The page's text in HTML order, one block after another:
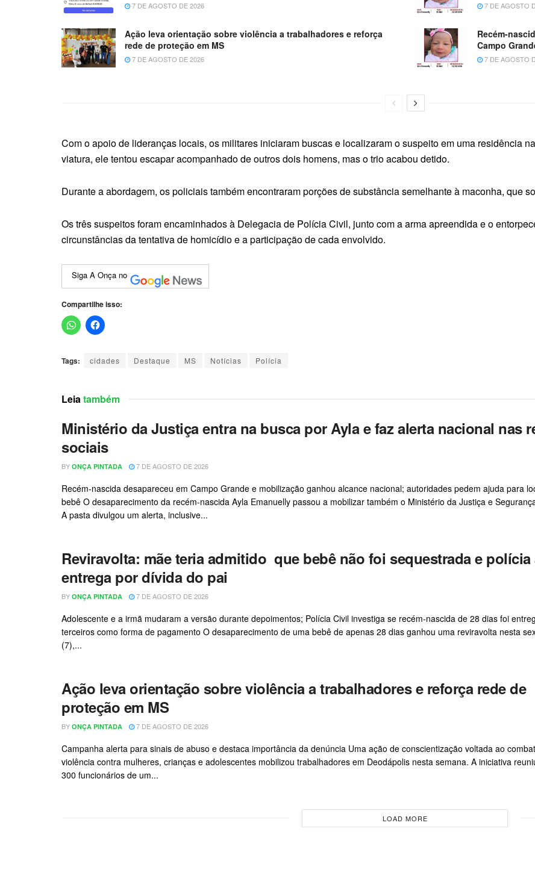
7 DE AGOSTO DE 2026 7 DE AGOSTO
Ação leva orientação sobre violência a trabalhadores e reforça
rede de proteção em MS
7 DE AGOSTO DE 2026
Recém-
Campo
7 DE AGOSTO
Com o apoio de lideranças locais, os militares iniciaram buscas e localizaram o suspeito em uma residência
viatura, ele tentou escapar acompanhado de outros dois homens, mas o trio acabou detido.
Durante a abordagem, os policiais também encontraram porções de substância semelhante à maconha, que
Os três suspeitos foram encaminhados à Delegacia de Polícia Civil, junto com a arma apreendida e o
circunstâncias da tentativa de homicídio e a participação de cada envolvido.
Siga A Onça no
Compartilhe isso:
Tags: cidades Destaque MS Notícias Polícia
Leiatambém
Ministério da Justiça entra na busca por Ayla e faz alerta nacional nas
sociais
BY ONÇA PINTADA 7 DE AGOSTO DE 2026
Recém-nascida desapareceu em Campo Grande e mobilização ganhou alcance nacional; autoridades pedem ajuda para
bebê O desaparecimento da recém-nascida Ayla Emanuelly passou a mobilizar também o Ministério da Justiça e
A pasta divulgou um alerta, inclusive...
Reviravolta: mãe teria admitido que bebê não foi sequestrada e polícia
entrega por dívida do pai
BY ONÇA PINTADA 7 DE AGOSTO DE 2026
Adolescente e a irmã mudaram a versão durante depoimentos; Polícia Civil investiga se recém-nascida de 28 dias foi
terceiros como forma de pagamento O desaparecimento de uma bebê de apenas 28 dias ganhou uma reviravolta nesta
(7),...
Ação leva orientação sobre violência a trabalhadores e reforça rede de
proteção em MS
BY ONÇA PINTADA 7 DE AGOSTO DE 2026
Campanha alerta para sinais de abuso e destaca importância da denúncia Uma ação de conscientização voltada ao
violência contra mulheres, crianças e adolescentes mobilizou trabalhadores em Deodápolis nesta semana. A iniciativa
300 funcionários de um...
LOAD MORE